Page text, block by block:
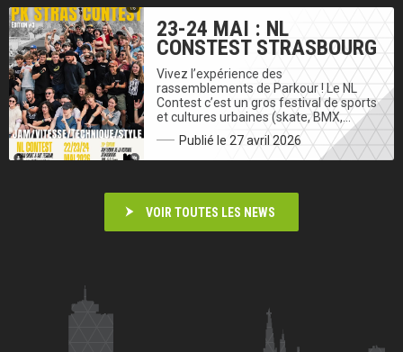
23-24 MAI : NL
CONSTEST STRASBOURG
Vivez l’expérience des
rassemblements de Parkour ! Le NL
Contest c’est un gros festival de sports
et cultures urbaines (skate, BMX,…
Publié le 27 avril 2026
VOIR TOUTES LES NEWS